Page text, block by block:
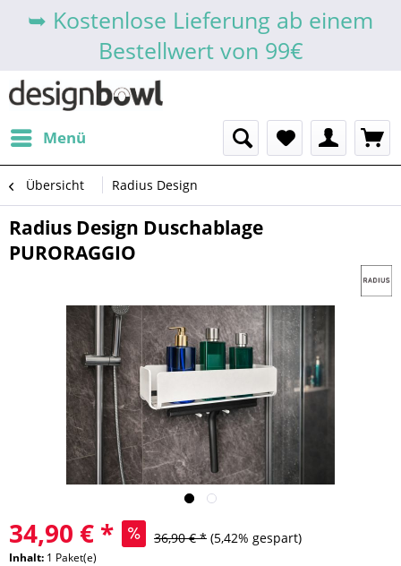
➥ Kostenlose Lieferung ab einem
Bestellwert von 99€
Menü
Übersicht Radius Design
Radius Design Duschablage
PURORAGGIO
34,90 € * 36,90 € * (5,42% gespart)
Inhalt: 1 Paket(e)